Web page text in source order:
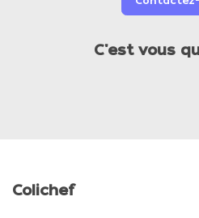
C'est vous
Colichef